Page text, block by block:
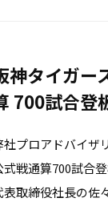
神タイガー
700試合登
社プロアドバイザ
式戦通算700試合
表取締役社長の佐